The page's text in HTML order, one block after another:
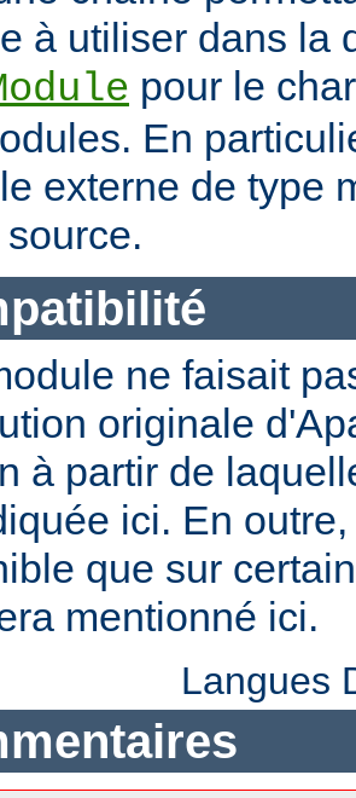
à utiliser dans la
pour le
En
externe de type
ne faisait
originale
à partir de
ici. En
que sur
mentionné ici.
Langues